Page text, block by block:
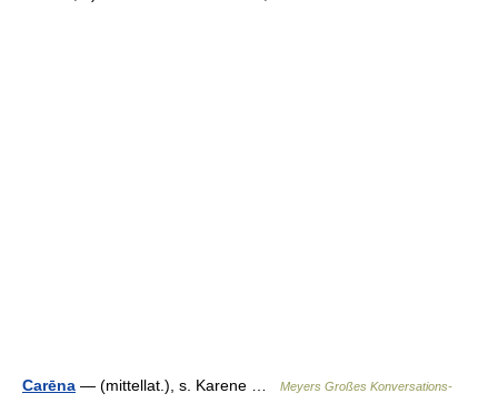
Carēna — (mittellat.), s. Karene …
Meyers Großes Konversations-